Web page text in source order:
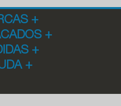
+
+
+
+